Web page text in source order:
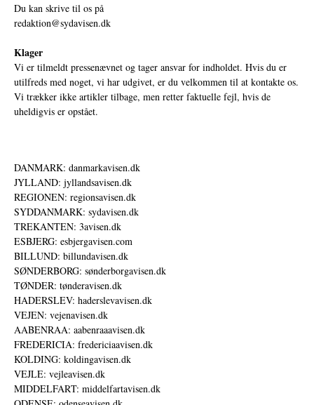
Du kan skrive til os på
redaktion@sydavisen.dk
Klager
Vi er tilmeldt pressenævnet og tager ansvar for indholdet. Hvis du er
utilfreds med noget, vi har udgivet, er du velkommen til at kontakte os.
Vi trækker ikke artikler tilbage, men retter faktuelle fejl, hvis de
uheldigvis er opstået.
DANMARK: danmarkavisen.dk
JYLLAND: jyllandsavisen.dk
REGIONEN: regionsavisen.dk
SYDDANMARK: sydavisen.dk
TREKANTEN: 3avisen.dk
ESBJERG: esbjergavisen.com
BILLUND: billundavisen.dk
SØNDERBORG: sønderborgavisen.dk
TØNDER: tønderavisen.dk
HADERSLEV: haderslevavisen.dk
VEJEN: vejenavisen.dk
AABENRAA: aabenraaavisen.dk
FREDERICIA: fredericiaavisen.dk
KOLDING: koldingavisen.dk
VEJLE: vejleavisen.dk
MIDDELFART: middelfartavisen.dk